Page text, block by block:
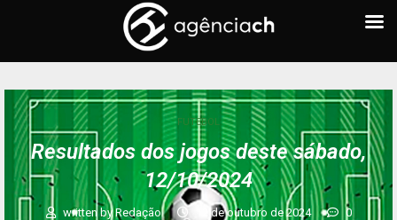
FUTEBOL
Resultados dos jogos deste sábado,
12/10/2024
written byRedação 12 de outubro de 2024
0